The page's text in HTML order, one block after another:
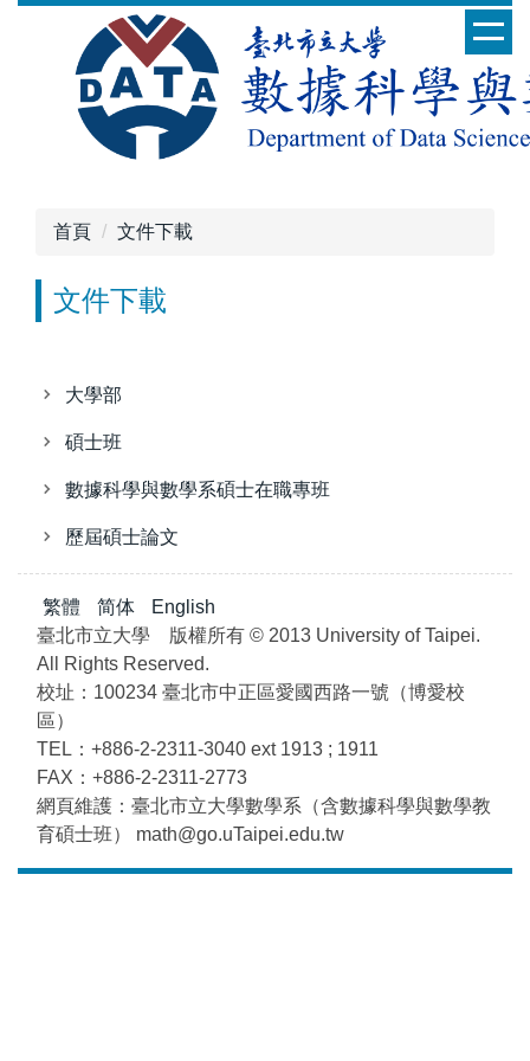
首頁 文件下載
文件下載
大學部
碩士班
數據科學與數學系碩士在職專班
歷屆碩士論文
繁體 简体
English
臺北市立大學 版權所有 © 2013 University of Taipei.
All Rights Reserved.
校址：100234 臺北市中正區愛國西路一號（博愛校
區）
TEL：+886-2-2311-3040 ext 1913 ; 1911
FAX：+886-2-2311-2773
網頁維護：臺北市立大學數學系（含數據科學與數學教
育碩士班） math@go.uTaipei.edu.tw